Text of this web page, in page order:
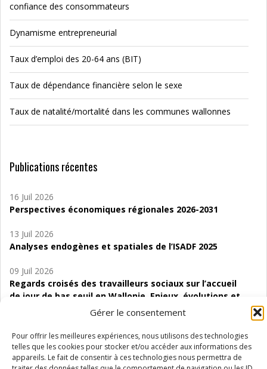
Gérer le consentement
Pour offrir les meilleures expériences, nous utilisons des technologies
telles que les cookies pour stocker et/ou accéder aux informations des
appareils. Le fait de consentir à ces technologies nous permettra de
confiance des consommateurs
Dynamisme entrepreneurial
Taux d’emploi des 20-64 ans (BIT)
Taux de dépendance financière selon le sexe
Taux de natalité/mortalité dans les communes wallonnes
Publications récentes
16 Juil 2026
Perspectives économiques régionales 2026-2031
13 Juil 2026
Analyses endogènes et spatiales de l’ISADF 2025
09 Juil 2026
Regards croisés des travailleurs sociaux sur l’accueil
de jour de bas seuil en Wallonie. Enjeux, évolutions et
06 Juil 2026
Étude d’évaluabilité des Structures
d’accompagnement à l’autocréation d’emploi (SAACE)